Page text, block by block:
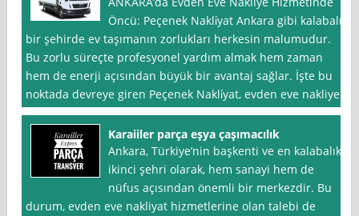
Öncü: Peçenek Nakli̇yat Ankara gibi kalabalık
bir şehirde ev taşımanın zorlukları herkesin malumudur.
Bu zorlu süreçte profesyonel yardım almak hem zaman
hem de enerji açısından büyük bir avantaj sağlar. İşte bu
noktada devreye giren Peçenek Nakli̇yat, evden eve nakliye
Karaiiler parça eşya çaşımacılık
Ankara, Türkiye’nin başkenti ve en kalabalık
ikinci şehri olarak, hem sanayi hem de
nüfus açısından önemli bir merkezdir. Bu
durum, evden eve nakliyat hizmetlerine olan talebi de